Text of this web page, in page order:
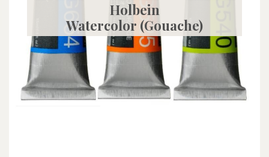
Holbein
Watercolor (Gouache)